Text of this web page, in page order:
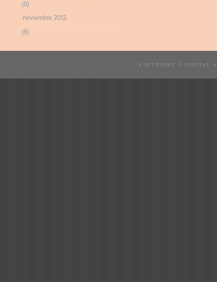
(8)
noviembre 2011
(6)
COPYRIGHT © DIGITAL